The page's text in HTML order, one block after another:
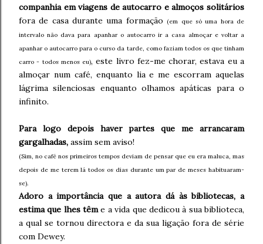
companhia em viagens de autocarro e almoços solitários
fora de casa durante uma formação
(em que só uma hora de
intervalo não dava para apanhar o autocarro ir a casa almoçar e voltar a
apanhar o autocarro para o curso da tarde, como faziam todos os que tinham
carro - todos menos eu), este livro fez-me chorar, estava eu a
almoçar num café, enquanto lia e me escorram aquelas
lágrima silenciosas enquanto olhamos apáticas para o
infinito.
Para logo depois haver partes que me arrancaram
gargalhadas, assim sem aviso!
(Sim, no café nos primeiros tempos deviam de pensar que eu era maluca, mas
depois de me terem lá todos os dias durante um par de meses habituaram-
se).
Adoro a importância que a autora dá às bibliotecas, a
estima que lhes tême a vida que dedicou à sua biblioteca,
a qual se tornou directora e da sua ligação fora de série
com Dewey.